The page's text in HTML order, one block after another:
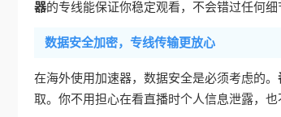
器的专线能保证你稳定观看，不会错过任何细
数据安全加密，专线传输更放心
在海外使用加速器，数据安全是必须考虑的。
取。你不用担心在看直播时个人信息泄露，也